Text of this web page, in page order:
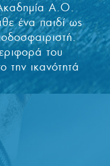
Α.Ο.
ένα παιδί ως
του
την ικανότητά